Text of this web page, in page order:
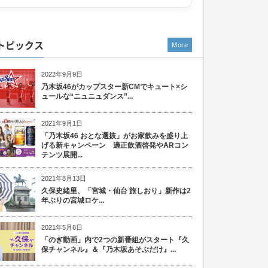
ピックス
2022年9月9日
乃木坂46がカップスター新CMでキュート×シ
ュールな“ニュニュダンス”...
2021年9月1日
「乃木坂46 おとな選抜」がお家飲みを盛り上
げる新キャンペーン 適正飲酒啓発やARコン
テンツ展開...
2021年8月13日
久保史緒里、「宮城・仙台 旅しおり」新作は2
年ぶりの宮城ロケ...
2021年5月6日
「のぎ動画」内で2つの新番組がスタート『久
保チャンネル』＆『乃木坂あそぶだけ』...
More